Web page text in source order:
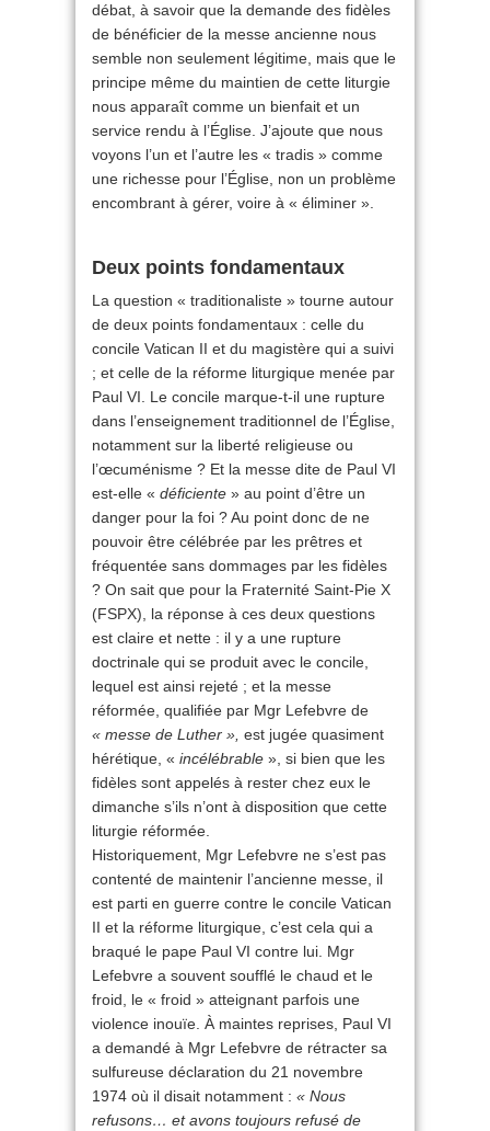
débat, à savoir que la demande des fidèles
de bénéficier de la messe ancienne nous
semble non seulement légitime, mais que le
principe même du maintien de cette liturgie
nous apparaît comme un bienfait et un
service rendu à l’Église. J’ajoute que nous
voyons l’un et l’autre les « tradis » comme
une richesse pour l’Église, non un problème
encombrant à gérer, voire à « éliminer ».
Deux points fondamentaux
La question « traditionaliste » tourne autour
de deux points fondamentaux : celle du
concile Vatican II et du magistère qui a suivi
; et celle de la réforme liturgique menée par
Paul VI. Le concile marque-t-il une rupture
dans l’enseignement traditionnel de l’Église,
notamment sur la liberté religieuse ou
l’œcuménisme ? Et la messe dite de Paul VI
est-elle « déficiente » au point d’être un
danger pour la foi ? Au point donc de ne
pouvoir être célébrée par les prêtres et
fréquentée sans dommages par les fidèles
? On sait que pour la Fraternité Saint-Pie X
(FSPX), la réponse à ces deux questions
est claire et nette : il y a une rupture
doctrinale qui se produit avec le concile,
lequel est ainsi rejeté ; et la messe
réformée, qualifiée par Mgr Lefebvre de
« messe de Luther », est jugée quasiment
hérétique, « incélébrable », si bien que les
fidèles sont appelés à rester chez eux le
dimanche s’ils n’ont à disposition que cette
liturgie réformée.
Historiquement, Mgr Lefebvre ne s’est pas
contenté de maintenir l’ancienne messe, il
est parti en guerre contre le concile Vatican
II et la réforme liturgique, c’est cela qui a
braqué le pape Paul VI contre lui. Mgr
Lefebvre a souvent soufflé le chaud et le
froid, le « froid » atteignant parfois une
violence inouïe. À maintes reprises, Paul VI
a demandé à Mgr Lefebvre de rétracter sa
sulfureuse déclaration du 21 novembre
1974 où il disait notamment : « Nous
refusons… et avons toujours refusé de